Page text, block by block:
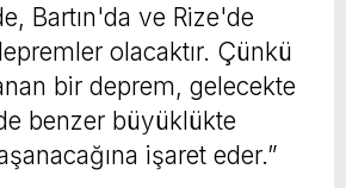
Bartın'da ve Rize'de
olacaktır. Çünkü
bir deprem, gelecekte
benzer büyüklükte
işaret eder.”